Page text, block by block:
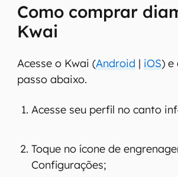
Como comprar
Kwai
Acesse o Kwai (Android | iOS) e
passo abaixo.
Acesse seu perfil no canto
Toque no ícone de
Configurações;